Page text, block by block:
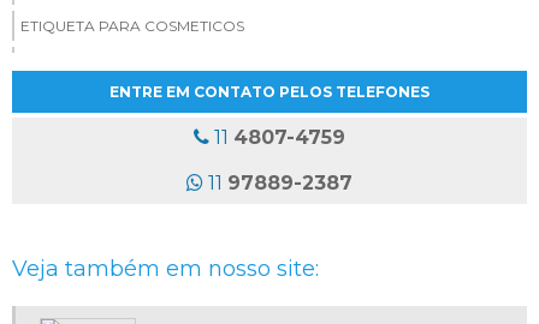
ETIQUETA PARA COSMETICOS
ETIQUETAS ADESIVAS ATACADO
ETIQUETAS ADESIVAS COLORIDAS
ETIQUETAS ADESIVAS PERSONALIZADAS EM ROLO
ENTRE EM CONTATO PELOS TELEFONES
11 4807-4759
11 97889-2387
Veja também em nosso site: